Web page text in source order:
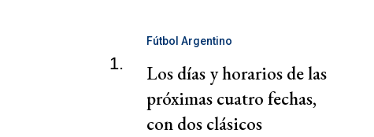
1.
Fútbol Argentino
Los días y horarios de las
próximas cuatro fechas,
con dos clásicos